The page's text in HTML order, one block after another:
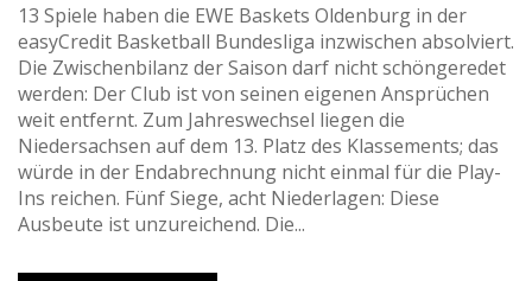
13 Spiele haben die EWE Baskets Oldenburg in der
easyCredit Basketball Bundesliga inzwischen absolviert.
Die Zwischenbilanz der Saison darf nicht schöngeredet
werden: Der Club ist von seinen eigenen Ansprüchen
weit entfernt. Zum Jahreswechsel liegen die
Niedersachsen auf dem 13. Platz des Klassements; das
würde in der Endabrechnung nicht einmal für die Play-
Ins reichen. Fünf Siege, acht Niederlagen: Diese
Ausbeute ist unzureichend. Die...